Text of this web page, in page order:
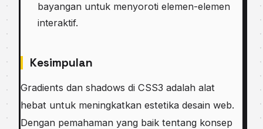
bayangan untuk menyoroti elemen-elemen
interaktif.
Kesimpulan
Gradients dan shadows di CSS3 adalah alat
hebat untuk meningkatkan estetika desain web.
Dengan pemahaman yang baik tentang konsep